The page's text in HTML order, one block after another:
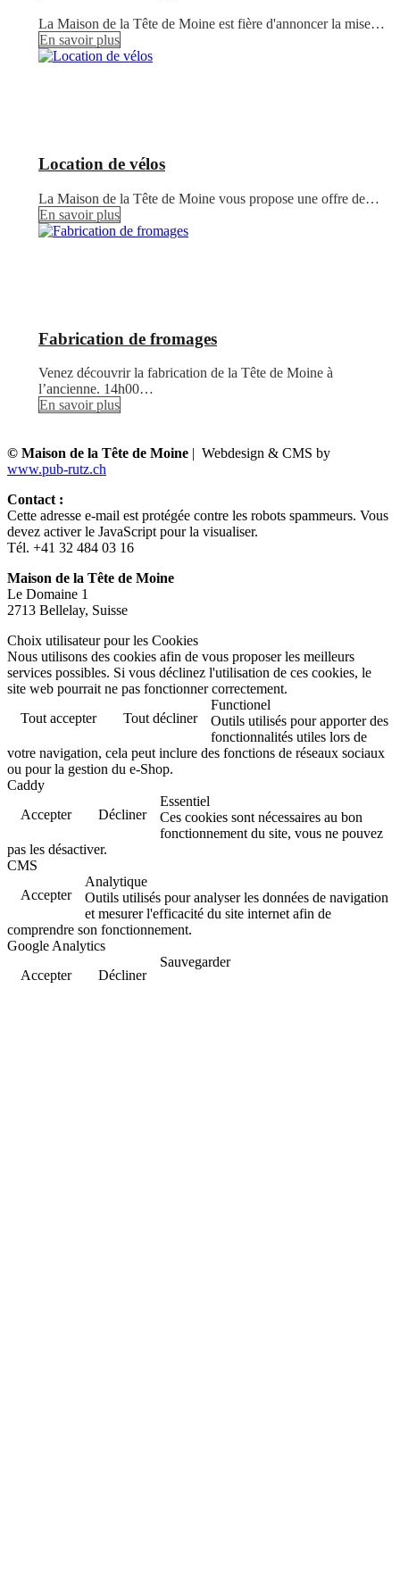
La Maison de la Tête de Moine est fière d'annoncer la mise…
En savoir plus
Location de vélos
La Maison de la Tête de Moine vous propose une offre de…
En savoir plus
Fabrication de fromages
Venez découvrir la fabrication de la Tête de Moine à
l’ancienne. 14h00…
En savoir plus
© Maison de la Tête de Moine | Webdesign & CMS by
www.pub-rutz.ch
Contact :
Cette adresse e-mail est protégée contre les robots spammeurs. Vous
devez activer le JavaScript pour la visualiser.
Tél. +41 32 484 03 16
Maison de la Tête de Moine
Le Domaine 1
2713 Bellelay, Suisse
Choix utilisateur pour les Cookies
Nous utilisons des cookies afin de vous proposer les meilleurs
services possibles. Si vous déclinez l'utilisation de ces cookies, le
site web pourrait ne pas fonctionner correctement.
Tout accepter
Tout décliner
Functionel
Outils utilisés pour apporter des
fonctionnalités utiles lors de
votre navigation, cela peut inclure des fonctions de réseaux sociaux
ou pour la gestion du e-Shop.
Caddy
Accepter
Décliner
Essentiel
Ces cookies sont nécessaires au bon
fonctionnement du site, vous ne pouvez
pas les désactiver.
CMS
Accepter
Analytique
Outils utilisés pour analyser les données de navigation
et mesurer l'efficacité du site internet afin de
comprendre son fonctionnement.
Google Analytics
Accepter
Décliner
Sauvegarder